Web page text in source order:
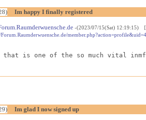
Im happy I finally registered
-(2023/07/15(Sat) 12:19:15)
is one of the so much vital
Im glad I now signed up